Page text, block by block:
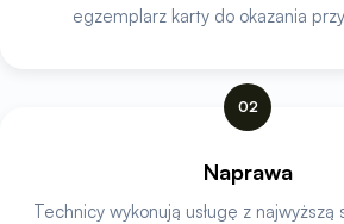
egzemplarz karty do okazania
02
Naprawa
Technicy wykonują usługę z